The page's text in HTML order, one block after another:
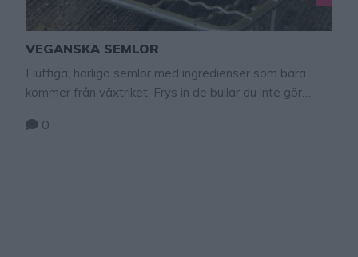
VEGANSKA SEMLOR
Fluffiga, härliga semlor med ingredienser som bara
kommer från växtriket. Frys in de bullar du inte gör
mandelmassa och grädde vid ett annat tillfälle. Tips!
0